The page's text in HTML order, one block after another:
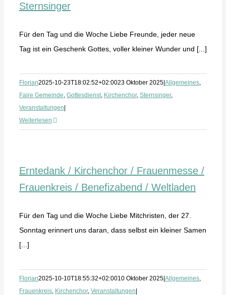
Sternsinger
Für den Tag und die Woche Liebe Freunde, jeder neue
Tag ist ein Geschenk Gottes, voller kleiner Wunder und [...]
Florian2025-10-23T18:02:52+02:0023 Oktober 2025 Allgemeines,
Faire Gemeinde, Gottesdienst, Kirchenchor, Sternsinger,
Veranstaltungen
Weiterlesen
Erntedank / Kirchenchor / Frauenmesse /
Frauenkreis / Benefizabend / Weltladen
Für den Tag und die Woche Liebe Mitchristen, der 27.
Sonntag erinnert uns daran, dass selbst ein kleiner Samen
[...]
Florian2025-10-10T18:55:32+02:0010 Oktober 2025 Allgemeines,
Frauenkreis, Kirchenchor, Veranstaltungen